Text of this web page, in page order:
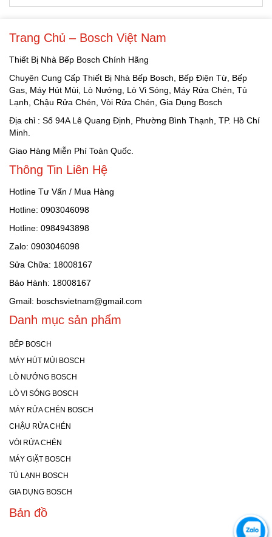
Trang Chủ – Bosch Việt Nam
Thiết Bị Nhà Bếp Bosch Chính Hãng
Chuyên Cung Cấp Thiết Bị Nhà Bếp Bosch, Bếp Điện Từ, Bếp
Gas, Máy Hút Mùi, Lò Nướng, Lò Vi Sóng, Máy Rửa Chén, Tủ
Lạnh, Chậu Rửa Chén, Vòi Rửa Chén, Gia Dụng Bosch
Địa chỉ : Số 94A Lê Quang Định, Phường Bình Thạnh, TP. Hồ Chí
Minh.
Giao Hàng Miễn Phí Toàn Quốc.
Thông Tin Liên Hệ
Hotline Tư Vấn / Mua Hàng
Hotline: 0903046098
Hotline: 0984943898
Zalo: 0903046098
Sửa Chữa: 18008167
Bảo Hành: 18008167
Gmail: boschsvietnam@gmail.com
Danh mục sản phẩm
BẾP BOSCH
MÁY HÚT MÙI BOSCH
LÒ NƯỚNG BOSCH
LÒ VI SÓNG BOSCH
MÁY RỬA CHÉN BOSCH
CHẬU RỬA CHÉN
VÒI RỬA CHÉN
MÁY GIẶT BOSCH
TỦ LẠNH BOSCH
GIA DỤNG BOSCH
Bản đồ